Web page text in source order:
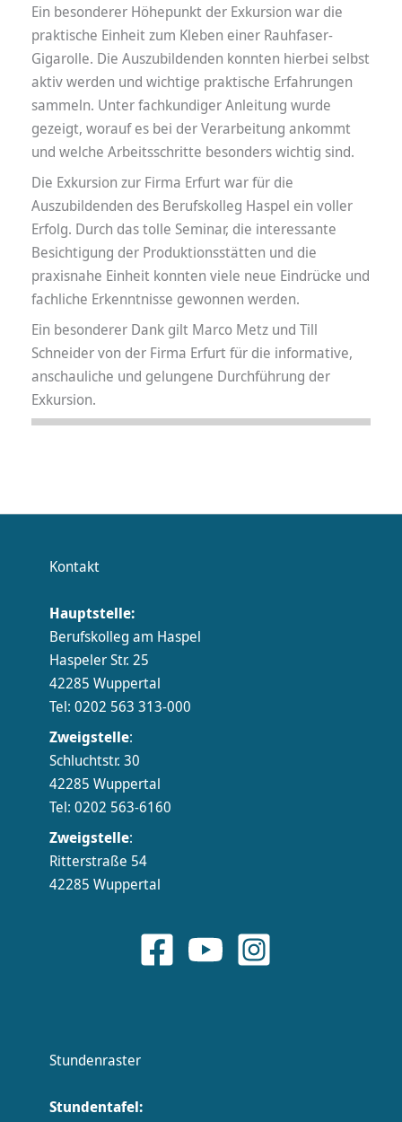
Ein besonderer Höhepunkt der Exkursion war die
praktische Einheit zum Kleben einer Rauhfaser-
Gigarolle. Die Auszubildenden konnten hierbei selbst
aktiv werden und wichtige praktische Erfahrungen
sammeln. Unter fachkundiger Anleitung wurde
gezeigt, worauf es bei der Verarbeitung ankommt
und welche Arbeitsschritte besonders wichtig sind.
Die Exkursion zur Firma Erfurt war für die
Auszubildenden des Berufskolleg Haspel ein voller
Erfolg. Durch das tolle Seminar, die interessante
Besichtigung der Produktionsstätten und die
praxisnahe Einheit konnten viele neue Eindrücke und
fachliche Erkenntnisse gewonnen werden.
Ein besonderer Dank gilt Marco Metz und Till
Schneider von der Firma Erfurt für die informative,
anschauliche und gelungene Durchführung der
Exkursion.
Kontakt
Hauptstelle:
Berufskolleg am Haspel
Haspeler Str. 25
42285 Wuppertal
Tel: 0202 563 313-000
Zweigstelle:
Schluchtstr. 30
42285 Wuppertal
Tel: 0202 563-6160
Zweigstelle:
Ritterstraße 54
42285 Wuppertal
Stundenraster
Stundentafel: